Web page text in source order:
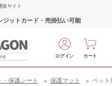
販サイト
ジットカード・売掛払い可能
ログイン カート
・保護シート 保護マット ペット